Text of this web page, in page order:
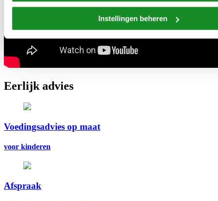
Instellingen beheren
Eerlijk advies
Voedingsadvies op maat
voor kinderen
Afspraak